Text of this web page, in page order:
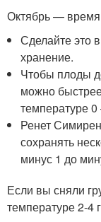
Октябрь — время
Сделайте это
хранение.
Чтобы плоды
можно
температуре
Ренет
сохранять
минус 1 до
Если вы сняли
температуре 2-4